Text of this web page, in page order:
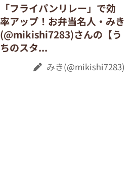
「フライパンリレー」で効
率アップ！お弁当名人・みき
(@mikishi7283)さんの【う
ちのスタ...
みき(@mikishi7283)